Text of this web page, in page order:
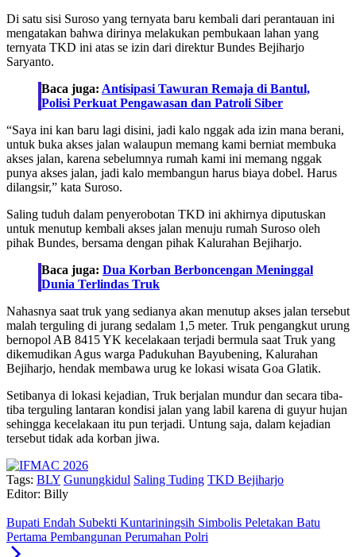
Di satu sisi Suroso yang ternyata baru kembali dari perantauan ini
mengatakan bahwa dirinya melakukan pembukaan lahan yang
ternyata TKD ini atas se izin dari direktur Bundes Bejiharjo
Saryanto.
Baca juga: Antisipasi Tawuran Remaja di Bantul,
Polisi Perkuat Pengawasan dan Patroli Siber
“Saya ini kan baru lagi disini, jadi kalo nggak ada izin mana berani,
untuk buka akses jalan walaupun memang kami berniat membuka
akses jalan, karena sebelumnya rumah kami ini memang nggak
punya akses jalan, jadi kalo membangun harus biaya dobel. Harus
dilangsir,” kata Suroso.
Saling tuduh dalam penyerobotan TKD ini akhirnya diputuskan
untuk menutup kembali akses jalan menuju rumah Suroso oleh
pihak Bundes, bersama dengan pihak Kalurahan Bejiharjo.
Baca juga: Dua Korban Berboncengan Meninggal
Dunia Terlindas Truk
Nahasnya saat truk yang sedianya akan menutup akses jalan tersebut
malah terguling di jurang sedalam 1,5 meter. Truk pengangkut urung
bernopol AB 8415 YK kecelakaan terjadi bermula saat Truk yang
dikemudikan Agus warga Padukuhan Bayubening, Kalurahan
Bejiharjo, hendak membawa urug ke lokasi wisata Goa Glatik.
Setibanya di lokasi kejadian, Truk berjalan mundur dan secara tiba-
tiba terguling lantaran kondisi jalan yang labil karena di guyur hujan
sehingga kecelakaan itu pun terjadi. Untung saja, dalam kejadian
tersebut tidak ada korban jiwa.
Tags: BLY Gunungkidul Saling Tuding TKD Bejiharjo
Editor: Billy
Bupati Endah Subekti Kuntariningsih Simbolis Peletakan Batu
Pertama Pembangunan Perumahan Polri